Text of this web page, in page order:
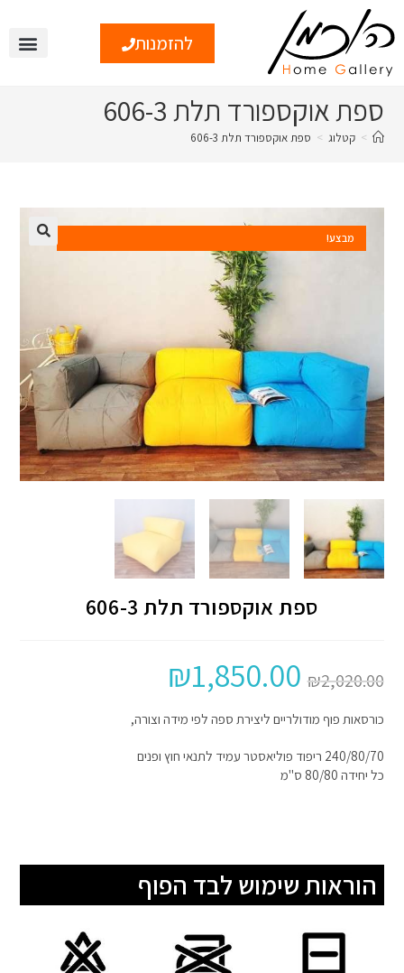
להזמנות
ספת אוקספורד תלת 606-3
> קטלוג > ספת אוקספורד תלת 606-3
מבצע!
ספת אוקספורד תלת 606-3
₪2,020.00
₪1,850.00
כורסאות פוף מודולריים ליצירת ספה לפי מידה וצורה,
240/80/70 ריפוד פוליאסטר עמיד לתנאי חוץ ופנים
כל יחידה 80/80 ס"מ
הוראות שימוש לבד הפוף